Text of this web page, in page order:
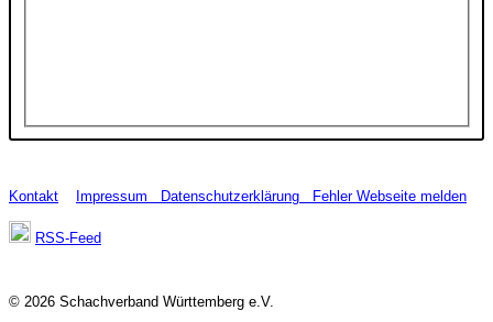
Kontakt Impressum Datenschutzerklärung Fehler Webseite melden
RSS-Feed
© 2026 Schachverband Württemberg e.V.